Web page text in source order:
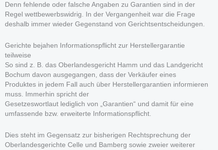
Denn fehlende oder falsche Angaben zu Garantien sind in der
Regel wettbewerbswidrig. In der Vergangenheit war die Frage
deshalb immer wieder Gegenstand von Gerichtsentscheidungen.
Gerichte bejahen Informationspflicht zur Herstellergarantie
teilweise
So sind z. B. das Oberlandesgericht Hamm und das Landgericht
Bochum davon ausgegangen, dass der Verkäufer eines
Produktes in jedem Fall auch über Herstellergarantien informieren
muss. Immerhin spricht der
Gesetzeswortlaut lediglich von „Garantien“ und damit für eine
umfassende bzw. erweiterte Informationspflicht.
Dies steht im Gegensatz zur bisherigen Rechtsprechung der
Oberlandesgerichte Celle und Bamberg sowie zweier weiterer